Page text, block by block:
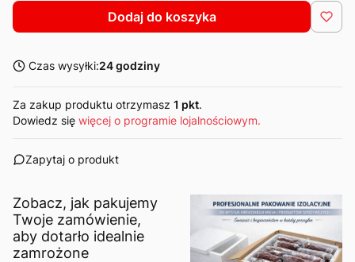
Dodaj do koszyka
Czas wysyłki:24 godziny
Za zakup produktu otrzymasz 1 pkt.
Dowiedz się więcej o programie lojalnościowym.
Zapytaj o produkt
Zobacz, jak pakujemy
Twoje zamówienie,
aby dotarło idealnie
zamrożone